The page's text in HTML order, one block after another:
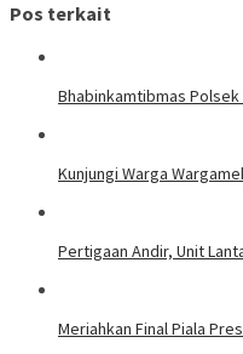
Pos terkait
Bhabinkamtibmas
Kunjungi Warga
Pertigaan Andir, Unit
Meriahkan Final Piala